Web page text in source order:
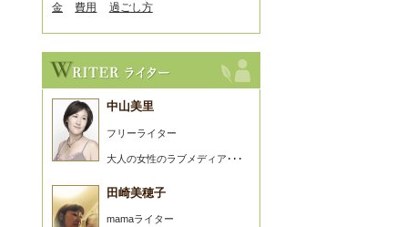
金
費用 過ごし方
中山美里
フリーライター
大人の女性のラブメディア･･･
田崎美穂子
mamaライター